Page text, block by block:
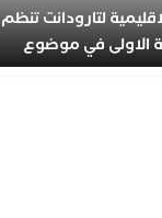
لتارودانت تنظم
الاولى في موضوع
ثانوية الحسن